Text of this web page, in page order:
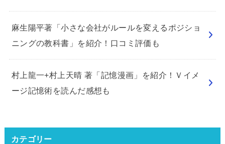
麻生陽平著「小さな会社がルールを変えるポジショ
ニングの教科書」を紹介！口コミ評価も
村上龍一+村上天晴 著「記憶漫画」を紹介！Ｖイメ
ージ記憶術を読んだ感想も
カテゴリー